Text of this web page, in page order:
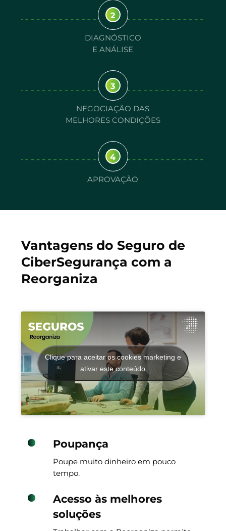
2
DIAGNÓSTICO
E ANÁLISE
3
NEGOCIAÇÃO DAS
MELHORES CONDIÇÕES
4
APROVAÇÃO
Vantagens do Seguro de
CiberSegurança com a
Reorganiza
Poupança
Poupe muito dinheiro em pouco
tempo.
Acesso às melhores
soluções
Clique para aceitar os cookies marketing e
ativar este conteúdo